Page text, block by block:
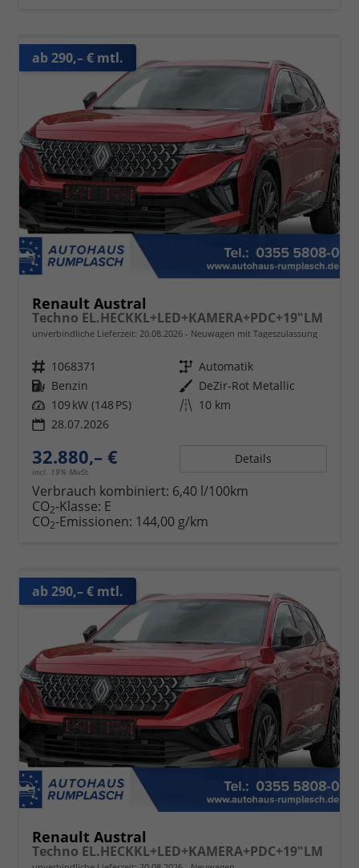
ab 290,– € mtl.
Renault Austral
Techno EL.HECKKL+LED+KAMERA+PDC+19"LM
unverbindliche Lieferzeit: 20.08.2026 Neuwagen mit Tageszulassung
Fahrzeugnr. 1068371 Getriebe Automatik
Kraftstoff Benzin Außenfarbe DeZir-Rot Metallic
Leistung 109 kW (148 PS) Kilometerstand 10 km
28.07.2026
32.880,– €
incl. 19% MwSt.
Details
Verbrauch kombiniert: 6,40 l/100km
CO2-Klasse: E
CO2-Emissionen: 144,00 g/km
ab 290,– € mtl.
Renault Austral
Techno EL.HECKKL+LED+KAMERA+PDC+19"LM